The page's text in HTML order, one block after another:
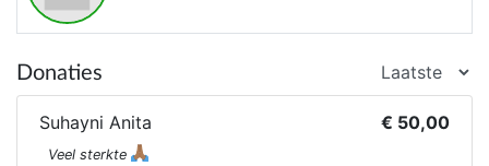
Donaties
Suhayni Anita € 50,00
Veel sterkte